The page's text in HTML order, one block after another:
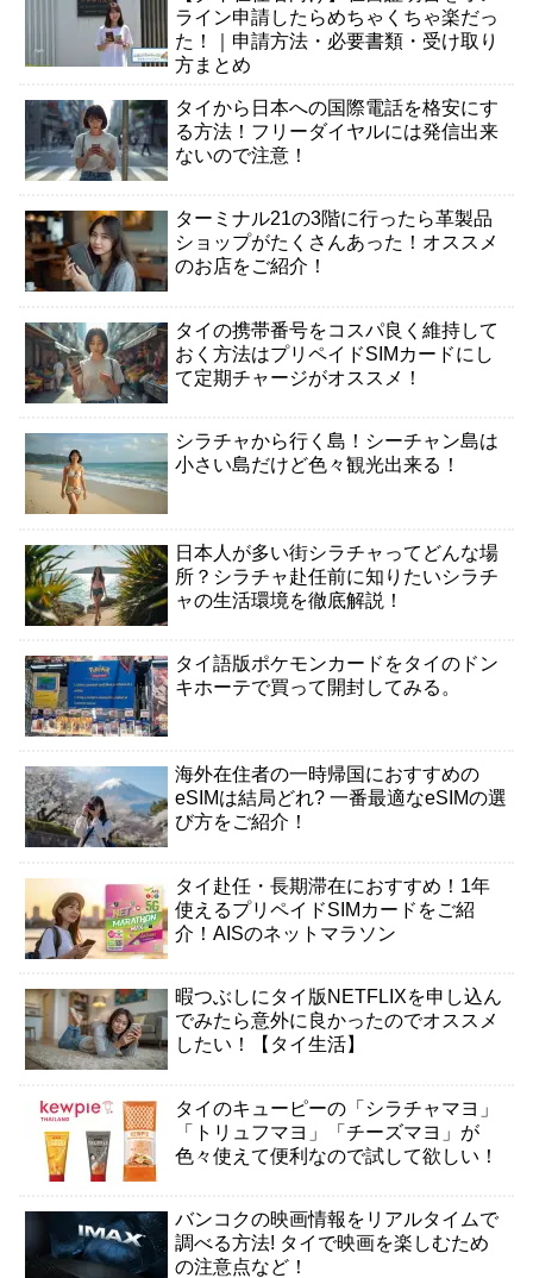
ライン申請したらめちゃくちゃ楽だっ
た！｜申請方法・必要書類・受け取り
方まとめ
タイから日本への国際電話を格安にす
る方法！フリーダイヤルには発信出来
ないので注意！
ターミナル21の3階に行ったら革製品
ショップがたくさんあった！オススメ
のお店をご紹介！
タイの携帯番号をコスパ良く維持して
おく方法はプリペイドSIMカードにし
て定期チャージがオススメ！
シラチャから行く島！シーチャン島は
小さい島だけど色々観光出来る！
日本人が多い街シラチャってどんな場
所？シラチャ赴任前に知りたいシラチ
ャの生活環境を徹底解説！
タイ語版ポケモンカードをタイのドン
キホーテで買って開封してみる。
海外在住者の一時帰国におすすめの
eSIMは結局どれ? 一番最適なeSIMの選
び方をご紹介！
タイ赴任・長期滞在におすすめ！1年
使えるプリペイドSIMカードをご紹
介！AISのネットマラソン
暇つぶしにタイ版NETFLIXを申し込ん
でみたら意外に良かったのでオススメ
したい！【タイ生活】
タイのキューピーの「シラチャマヨ」
「トリュフマヨ」「チーズマヨ」が
色々使えて便利なので試して欲しい！
バンコクの映画情報をリアルタイムで
調べる方法! タイで映画を楽しむため
の注意点など！